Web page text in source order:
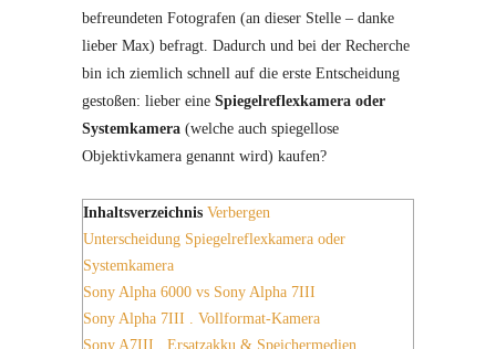
befreundeten Fotografen (an dieser Stelle – danke
lieber Max) befragt. Dadurch und bei der Recherche
bin ich ziemlich schnell auf die erste Entscheidung
gestoßen: lieber eine Spiegelreflexkamera oder
Systemkamera (welche auch spiegellose
Objektivkamera genannt wird) kaufen?
Inhaltsverzeichnis Verbergen
Unterscheidung Spiegelreflexkamera oder
Systemkamera
Sony Alpha 6000 vs Sony Alpha 7III
Sony Alpha 7III . Vollformat-Kamera
Sony A7III . Ersatzakku & Speichermedien